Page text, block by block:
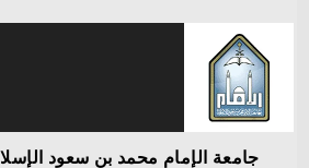
جامعة الإمام محمد بن سعود